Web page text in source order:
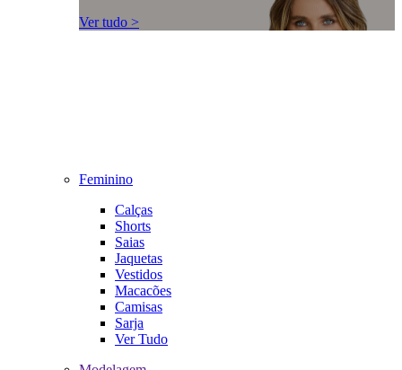
Ver tudo >
Feminino
Calças
Shorts
Saias
Jaquetas
Vestidos
Macacões
Camisas
Sarja
Ver Tudo